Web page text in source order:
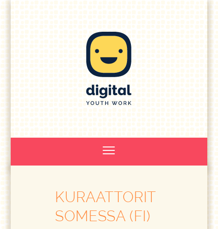
KURAATTORIT
SOMESSA (FI)